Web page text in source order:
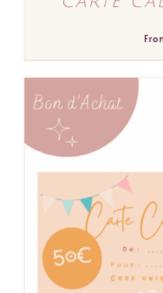
CHOIX
DÉTAILS